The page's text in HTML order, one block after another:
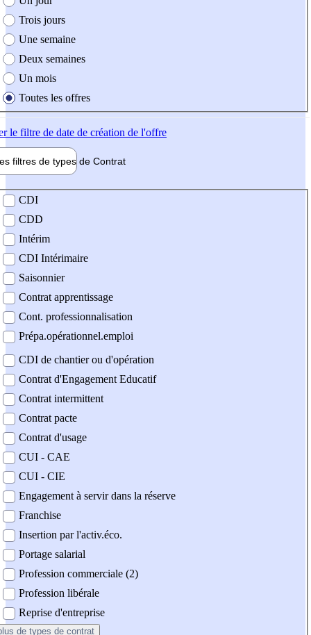
Trois jours
Une semaine
Deux semaines
Un mois
Toutes les offres
le filtre de date de création de l'offre
filtres de types de Contrat
contrat
CDI
CDD
Intérim
CDI Intérimaire
Saisonnier
Contrat apprentissage
Cont. professionnalisation
Prépa.opérationnel.emploi
CDI de chantier ou d'opération
Contrat d'Engagement Educatif
Contrat intermittent
Contrat pacte
Contrat d'usage
CUI - CAE
CUI - CIE
Engagement à servir dans la réserve
Franchise
Insertion par l'activ.éco.
Portage salarial
Profession commerciale (2)
Profession libérale
Reprise d'entreprise
de types de contrat